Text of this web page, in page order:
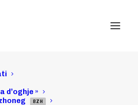
d’oghje »
BZH di u